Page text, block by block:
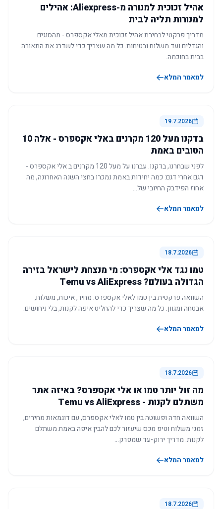
אהיל זכוכית למנורה מ-Aliexpress: אהילים
למנורות תליה לבית
מדריך פרקטי לבחירת אהיל זכוכית מאלי אקספרס - מהסוגים
והגדלים ועד משלוח ובטיחות. כל מה שצריך כדי לשדרג את התאורה
בבית בחוכמה.
למאמר המלא
19.7.2026
בדקנו מעל 120 מקרנים באלי אקספרס - אלה 10
הטובים באמת
לפני שבחרנו, בדקנו. עברנו על מעל 120 מקרנים ב אלי אקספרס -
דגם אחרי דגם: כמה יחידות באמת נמכרו בחצי השנה האחרונה, מה
אחוז הפידבק החיובי של…
למאמר המלא
18.7.2026
טמו נגד אלי אקספרס: מי מנצחת לישראל בזירה
הגדולה בעולם? Temu vs AliExpress
השוואה פרקטית בין טמו לאלי אקספרס: מחיר, איכות, משלוח,
אבטחה ומגוון. כל מה שצריך כדי להחליט איפה לקנות, בלי ניחושים.
למאמר המלא
18.7.2026
מה זול יותר טמו או אלי אקספרס? באיזה אתר
משתלם לקנות - Temu vs AliExpress
השוואה חדה ופשוטה בין טמו לאלי אקספרס, עם דוגמאות מחירים,
זמני משלוח וטיפ מכס שיעזור לכם להבין איפה באמת משתלם
לקנות. מדריך ירוק-עד שמפרק…
למאמר המלא
18.7.2026